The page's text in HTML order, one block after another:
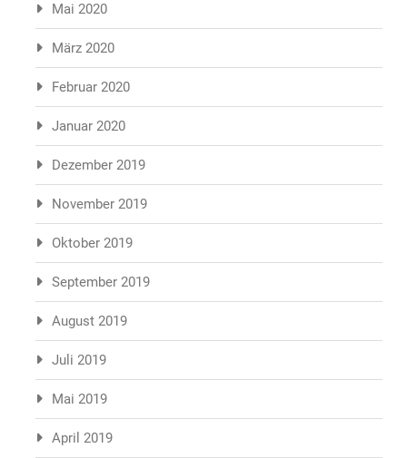
Mai 2020
März 2020
Februar 2020
Januar 2020
Dezember 2019
November 2019
Oktober 2019
September 2019
August 2019
Juli 2019
Mai 2019
April 2019